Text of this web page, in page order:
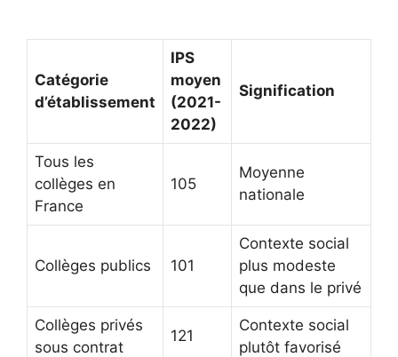
Catégorie
d’établissement
IPS
moyen
(2021-
2022)
Signification
Tous les
collèges en
France
105
Moyenne
nationale
Collèges publics 101
Contexte social
plus modeste
que dans le privé
Collèges privés
sous contrat
121
Contexte social
plutôt favorisé